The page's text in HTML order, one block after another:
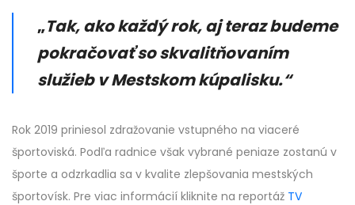
„Tak, ako každý rok, aj teraz budeme
pokračovať so skvalitňovaním
služieb v Mestskom kúpalisku.“
Rok 2019 priniesol zdražovanie vstupného na viaceré
športoviská. Podľa radnice však vybrané peniaze zostanú v
športe a odzrkadlia sa v kvalite zlepšovania mestských
športovísk. Pre viac informácií kliknite na reportáž TV